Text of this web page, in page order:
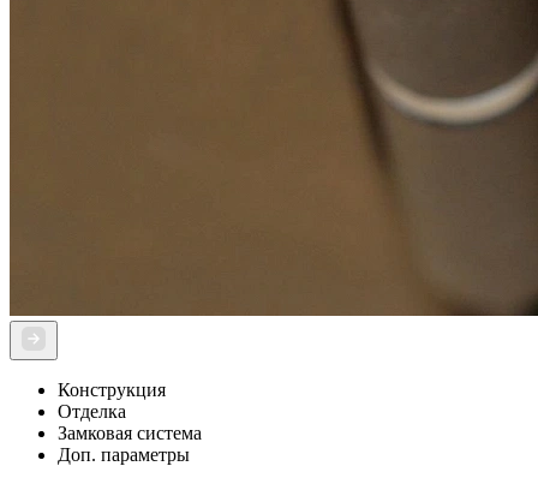
Конструкция
Отделка
Замковая система
Доп. параметры